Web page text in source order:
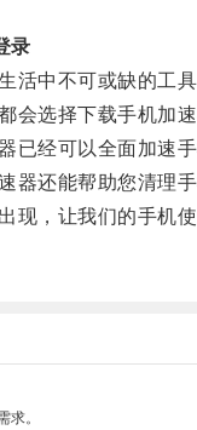
录
中不可或缺的工具
选择下载手机加速
经可以全面加速手
还能帮助您清理手
，让我们的手机使
求。